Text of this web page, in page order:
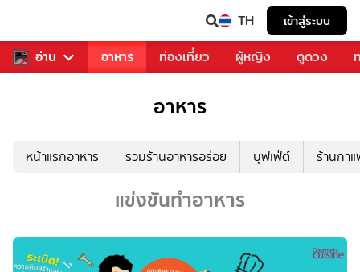
TH เข้าสู่ระบบ
อ่าน
รวงการเพลง อาหาร ท่องเที่ยว ผู้หญิง ดูดวง
อาหาร
หน้าแรกอาหาร รวมร้านอาหารอร่อย บุฟเฟ่ต์ ร้านกา
แข่งขันทำอาหาร